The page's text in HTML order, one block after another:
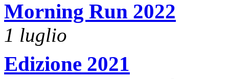
Morning Run 2022
1 luglio
Edizione 2021